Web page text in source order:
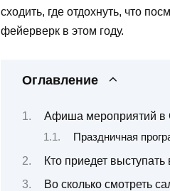
сходить, где отдохнуть, что
фейерверк в этом году.
Оглавление
Афиша мероприятий в
Праздничная
Кто приедет
Во сколько смотреть